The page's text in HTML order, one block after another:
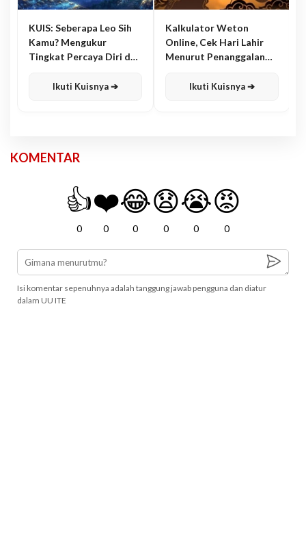
KUIS: Seberapa Leo Sih
Kamu? Mengukur
Tingkat Percaya Diri dan
Ikuti Kuisnya ➔
Kalkulator Weton
Online, Cek Hari Lahir
Menurut Penanggalan
Ikuti Kuisnya ➔
KOMENTAR
👍
0
❤️
0
😂
0
😧
0
😭
0
😡
0
Isi komentar sepenuhnya adalah tanggung jawab pengguna dan diatur
dalam UU ITE